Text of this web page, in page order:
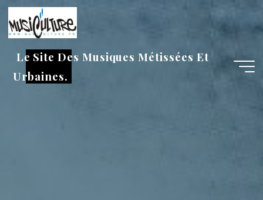
Aller
au
contenu
Le Site Des Musiques Métissées Et
Urbaines.